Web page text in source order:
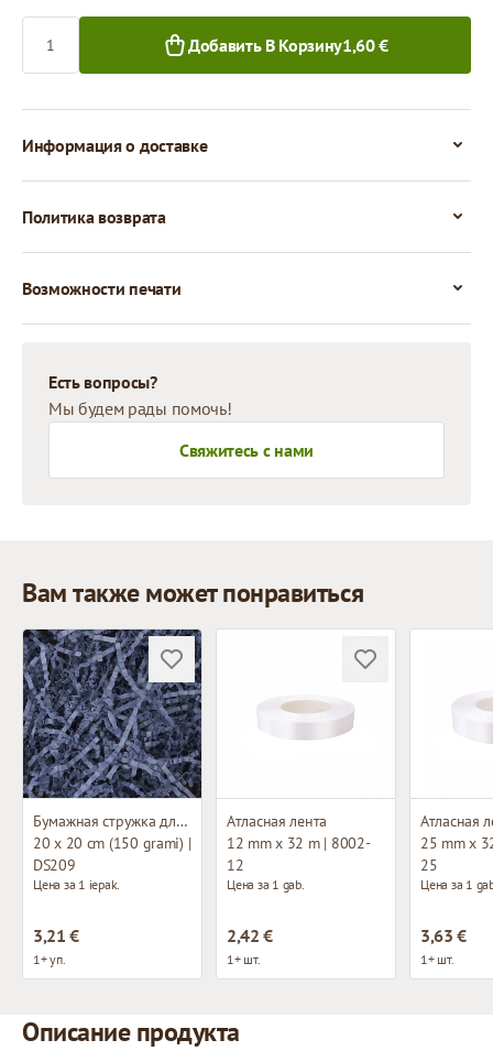
Добавить В Корзину1,60 €
Информация о доставке
Политика возврата
Возможности печати
Есть вопросы?
Мы будем рады помочь!
Свяжитесь с нами
Вам также может понравиться
Бумажная стружка для декорирования
20 x 20 cm (150 grami) |
DS209
Цена за 1 iepak.
3,21 €
1+ уп.
Атласная лента
12 mm x 32 m | 8002-
12
Цена за 1 gab.
2,42 €
1+ шт.
Атласная
25 mm x
25
Цена за 1
3,63 €
1+ шт.
Описание продукта